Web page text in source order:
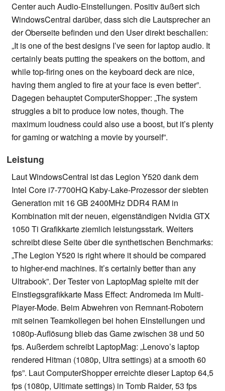
Center auch Audio-Einstellungen. Positiv äußert sich
WindowsCentral darüber, dass sich die Lautsprecher an
der Oberseite befinden und den User direkt beschallen:
„It is one of the best designs I’ve seen for laptop audio. It
certainly beats putting the speakers on the bottom, and
while top-firing ones on the keyboard deck are nice,
having them angled to fire at your face is even better”.
Dagegen behauptet ComputerShopper: „The system
struggles a bit to produce low notes, though. The
maximum loudness could also use a boost, but it’s plenty
for gaming or watching a movie by yourself”.
Leistung
Laut WindowsCentral ist das Legion Y520 dank dem
Intel Core i7-7700HQ Kaby-Lake-Prozessor der siebten
Generation mit 16 GB 2400MHz DDR4 RAM in
Kombination mit der neuen, eigenständigen Nvidia GTX
1050 Ti Grafikkarte ziemlich leistungsstark. Weiters
schreibt diese Seite über die synthetischen Benchmarks:
„The Legion Y520 is right where it should be compared
to higher-end machines. It’s certainly better than any
Ultrabook”. Der Tester von LaptopMag spielte mit der
Einstiegsgrafikkarte Mass Effect: Andromeda im Multi-
Player-Mode. Beim Abwehren von Remnant-Robotern
mit seinen Teamkollegen bei hohen Einstellungen und
1080p-Auflösung blieb das Game zwischen 38 und 50
fps. Außerdem schreibt LaptopMag: „Lenovo’s laptop
rendered Hitman (1080p, Ultra settings) at a smooth 60
fps”. Laut ComputerShopper erreichte dieser Laptop 64,5
fps (1080p, Ultimate settings) in Tomb Raider, 53 fps